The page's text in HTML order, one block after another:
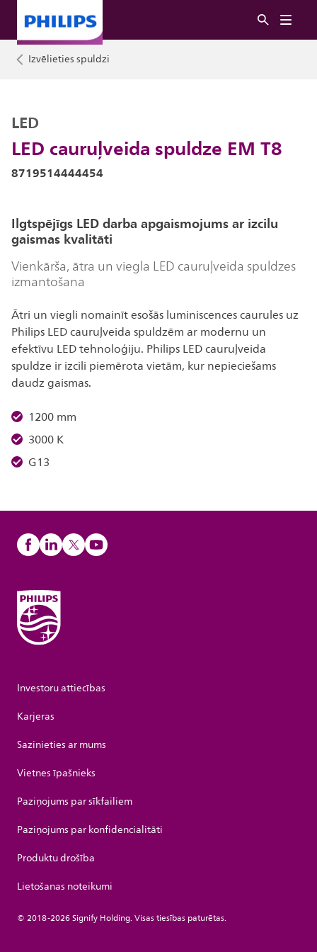
Izvēlieties spuldzi
LED cauruļveida spuldze EM T8
LED
8719514444454
Ilgtspējīgs LED darba apgaismojums ar izcilu
gaismas kvalitāti
Vienkārša, ātra un viegla LED cauruļveida spuldzes
izmantošana
Ātri un viegli nomainīt esošās luminiscences caurules uz
Philips LED cauruļveida spuldzēm ar modernu un
efektīvu LED tehnoloģiju. Philips LED cauruļveida
spuldze ir izcili piemērota vietām, kur nepieciešams
daudz gaismas.
1200 mm
3000 K
G13
Investoru attiecības
Karjeras
Sazinieties ar mums
Vietnes īpašnieks
Paziņojums par sīkfailiem
Paziņojums par konfidencialitāti
Produktu drošība
Lietošanas noteikumi
© 2018-2026 Signify Holding. Visas tiesības paturētas.